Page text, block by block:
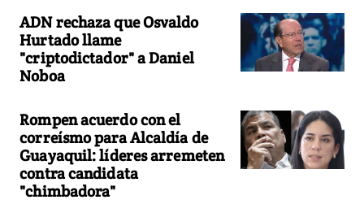
ADN rechaza que Osvaldo
Hurtado llame
"criptodictador" a Daniel
Noboa
Rompen acuerdo con el
correísmo para Alcaldía de
Guayaquil: líderes arremeten
contra candidata
"chimbadora"